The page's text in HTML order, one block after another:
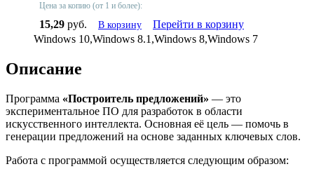
Цена за копию (от 1 и более):
15,29 руб. В корзину
Перейти в корзину
Windows 10,Windows 8.1,Windows 8,Windows 7
Описание
Программа «Построитель предложений» — это
экспериментальное ПО для разработок в области
искусственного интеллекта. Основная её цель — помочь в
генерации предложений на основе заданных ключевых слов.
Работа с программой осуществляется следующим образом: